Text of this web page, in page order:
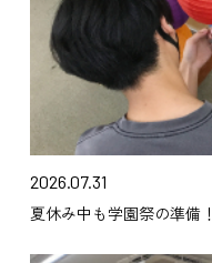
2026.07.31
夏休み中も学園祭の準備！